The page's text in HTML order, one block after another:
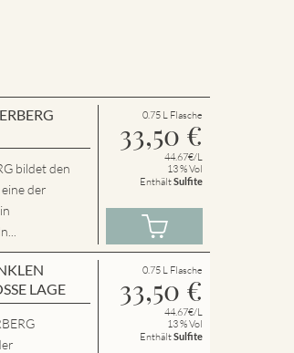
bildet den
der
0.75 L Flasche
33,50 €
44.67€/L
13 % Vol
EnthältSulfite
LAGE
0.75 L Flasche
33,50 €
44.67€/L
13 % Vol
EnthältSulfite